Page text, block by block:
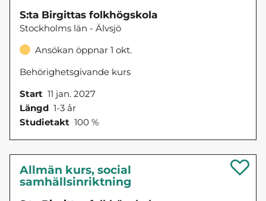
S:ta Birgittas folkhögskola
Stockholms län - Älvsjö
Ansökan öppnar 1 okt.
Behörighetsgivande kurs
Start 11 jan. 2027
Längd 1-3 år
Studietakt 100 %
Allmän kurs, social
samhällsinriktning